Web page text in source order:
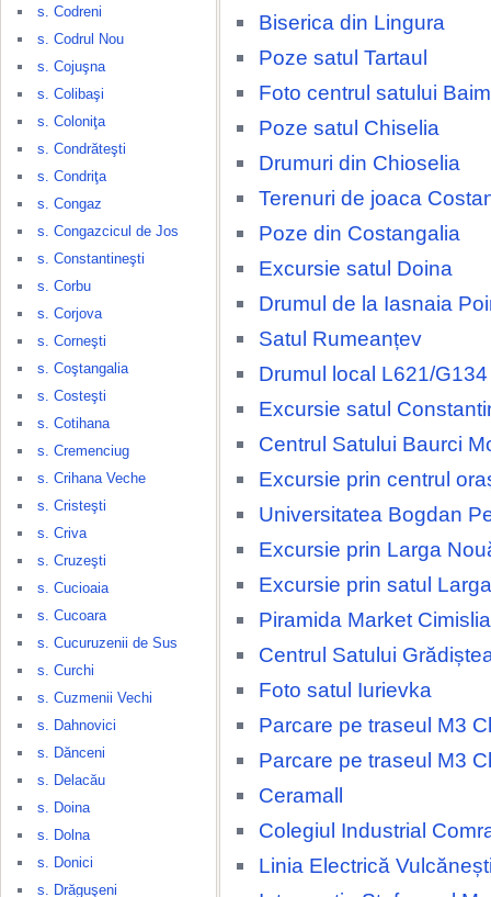
s. Codreni
s. Codrul Nou
s. Cojuşna
s. Colibaşi
s. Coloniţa
s. Condrăteşti
s. Condriţa
s. Congaz
s. Congazcicul de Jos
s. Constantineşti
s. Corbu
s. Corjova
s. Corneşti
s. Coştangalia
s. Costeşti
s. Cotihana
s. Cremenciug
s. Crihana Veche
s. Cristeşti
s. Criva
s. Cruzeşti
s. Cucioaia
s. Cucoara
s. Cucuruzenii de Sus
s. Curchi
s. Cuzmenii Vechi
s. Dahnovici
s. Dănceni
s. Delacău
s. Doina
s. Dolna
s. Donici
s. Drăguşeni
Biserica din Lingura
Poze satul Tartaul
Foto centrul satului
Poze satul Chiselia
Drumuri din Chioselia
Terenuri de joaca
Poze din Costangalia
Excursie satul Doina
Drumul de la Iasnaia
Satul Rumeanțev
Drumul local L621/G134
Excursie satul
Centrul Satului Baurci
Excursie prin centrul
Universitatea Bogdan
Excursie prin Larga
Excursie prin satul
Piramida Market Cimislia
Centrul Satului
Foto satul Iurievka
Parcare pe traseul M3
Parcare pe traseul M3
Ceramall
Colegiul Industrial
Linia Electrică